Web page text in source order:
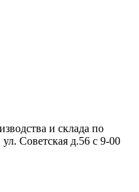
и склада по
Советская д.56 с 9-00